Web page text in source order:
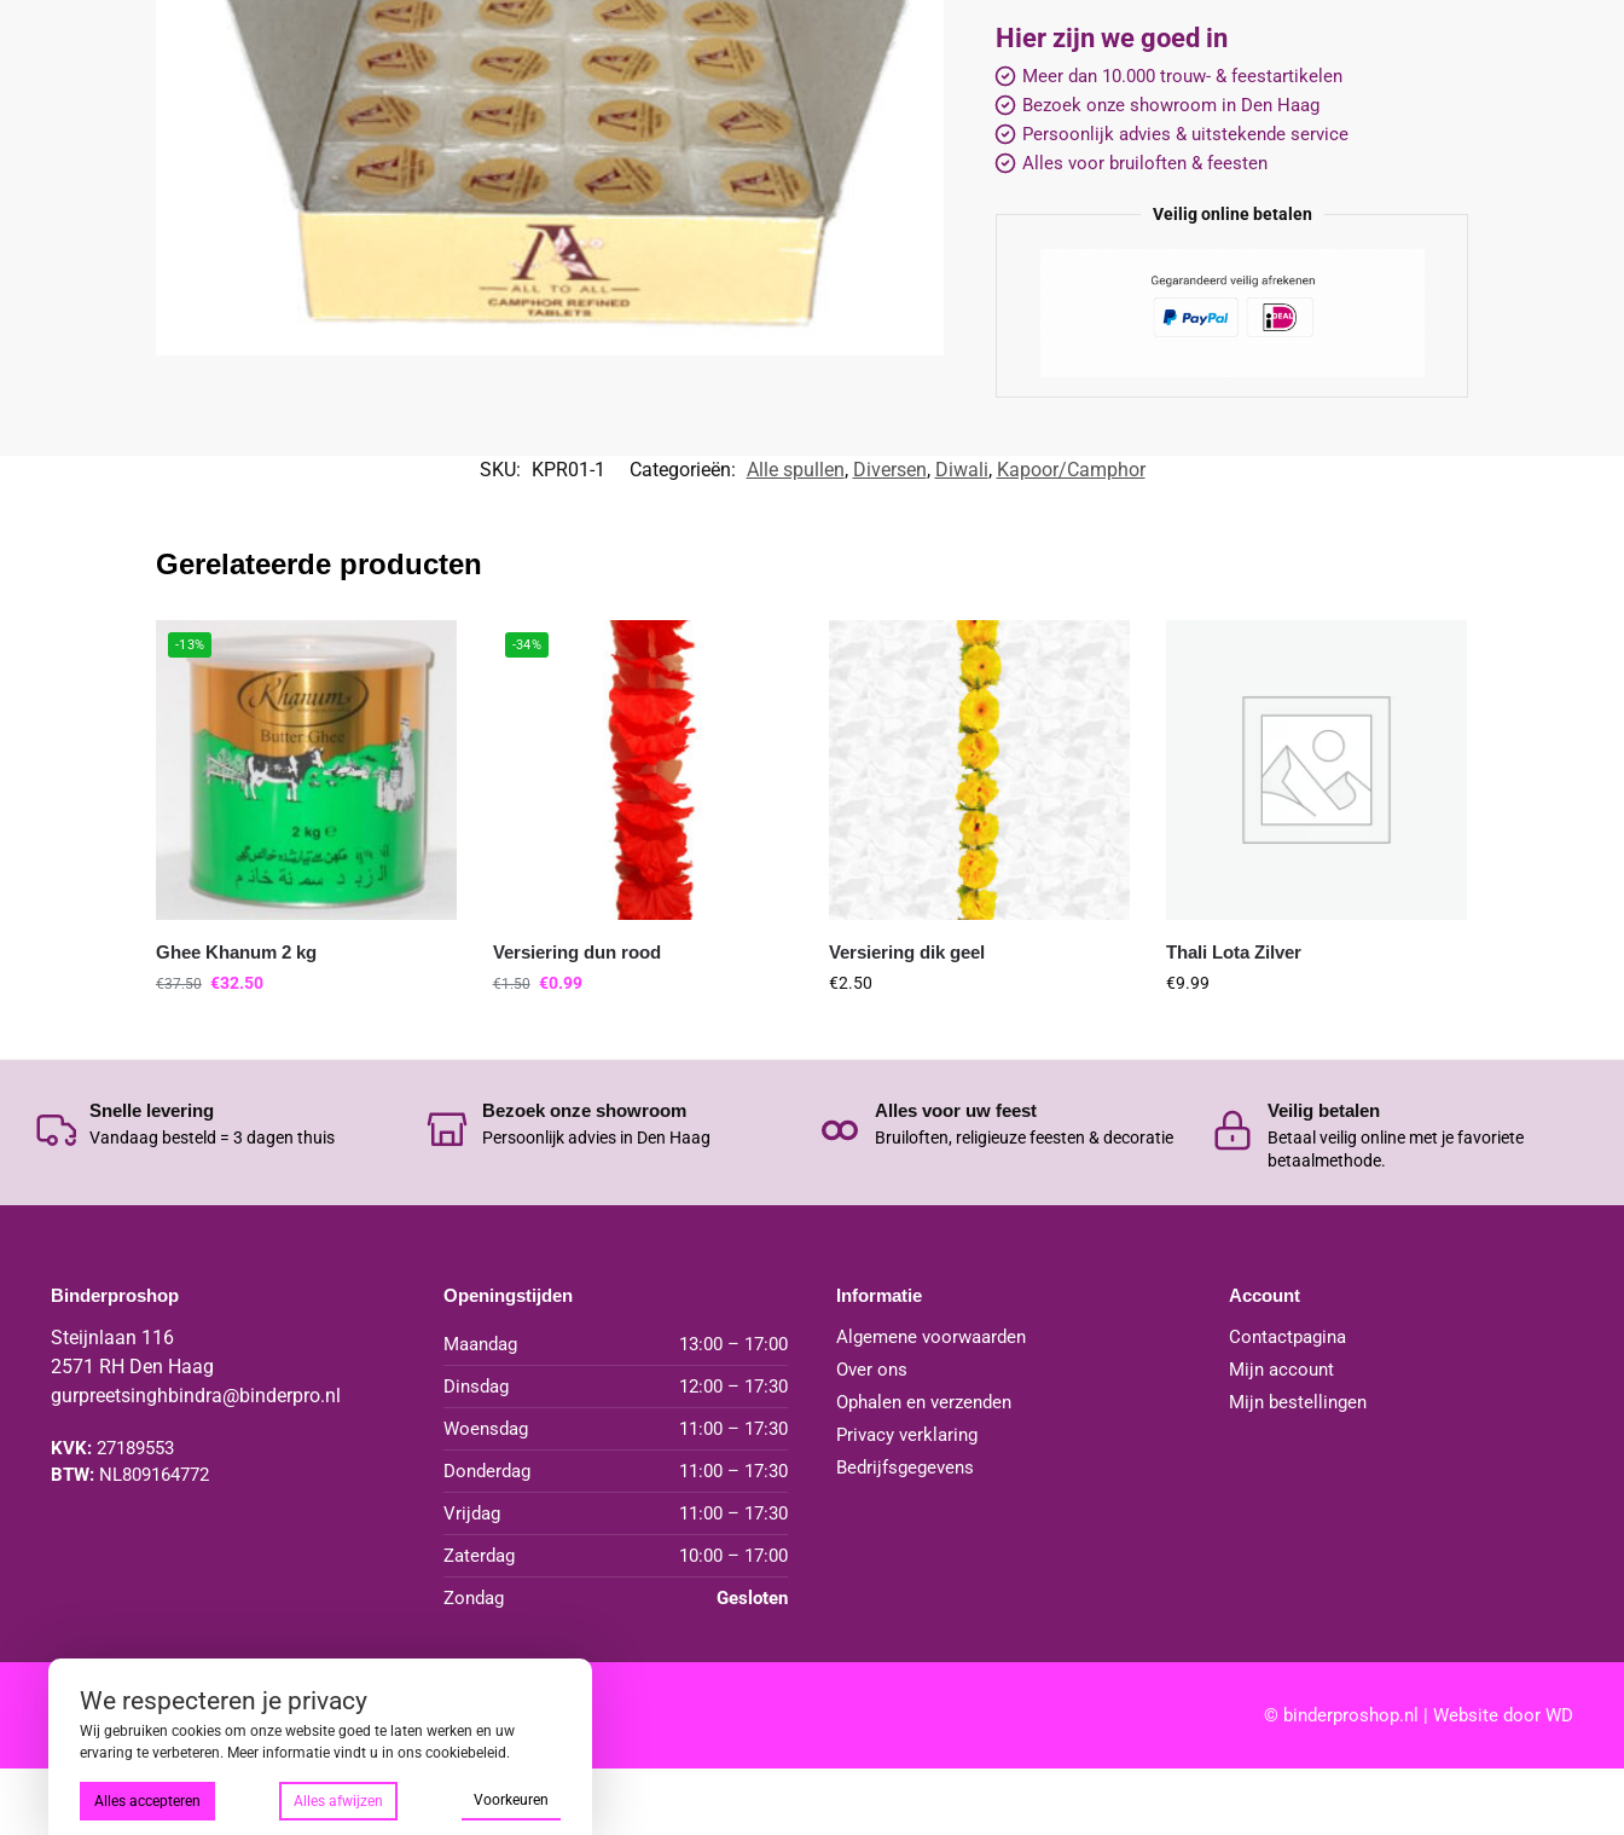
Hier zijn we goed in
Meer dan 10.000 trouw- & feestartikelen
Bezoek onze showroom in Den Haag
Persoonlijk advies & uitstekende service
Alles voor bruiloften & feesten
Veilig online betalen
SKU: KPR01-1 Categorieën: Alle spullen, Diversen, Diwali, Kapoor/Camphor
Gerelateerde producten
-13%
Ghee Khanum 2 kg
€37.50 €32.50
-34%
Versiering dun rood
€1.50 €0.99
Versiering dik geel
€2.50
Thali Lota Zilver
€9.99
Snelle levering
Vandaag besteld = 3 dagen thuis
Bezoek onze showroom
Persoonlijk advies in Den Haag
Alles voor uw feest
Bruiloften, religieuze feesten & decoratie
Veilig betalen
Betaal veilig online met je favoriete
betaalmethode.
Binderproshop
Steijnlaan 116
2571 RH Den Haag
gurpreetsinghbindra@binderpro.nl
KVK:27189553
BTW:NL809164772
Openingstijden
Maandag
13:00 – 17:00
Dinsdag
12:00 – 17:30
Woensdag
11:00 – 17:30
Donderdag
11:00 – 17:30
Vrijdag
11:00 – 17:30
Zaterdag
10:00 – 17:00
Zondag
Gesloten
Informatie
Algemene voorwaarden
Over ons
Ophalen en verzenden
Privacy verklaring
Bedrijfsgegevens
Account
Contactpagina
Mijn account
Mijn bestellingen
| | © binderproshop.nl | Website doorWD
We respecteren je privacy
Wij gebruiken cookies om onze website goed te laten werken en uw
ervaring te verbeteren. Meer informatie vindt u in ons cookiebeleid.
Alles accepteren Alles afwijzen Voorkeuren